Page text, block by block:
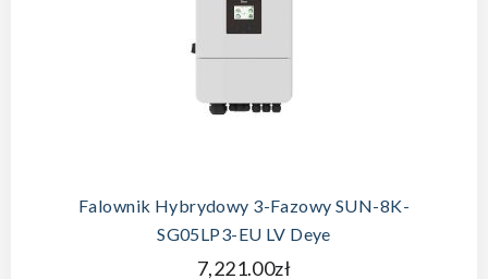
Falownik Hybrydowy 3-Fazowy SUN-8K-
SG05LP3-EU LV Deye
7,221.00zł